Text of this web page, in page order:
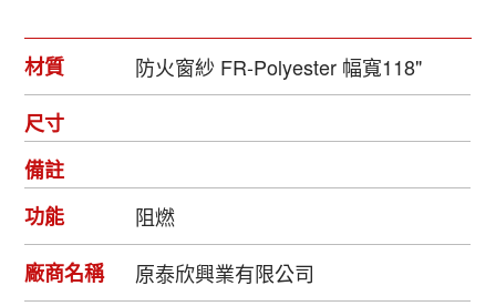
材質
防火窗紗 FR-Polyester 幅寬118"
尺寸
備註
功能
阻燃
廠商名稱
原泰欣興業有限公司